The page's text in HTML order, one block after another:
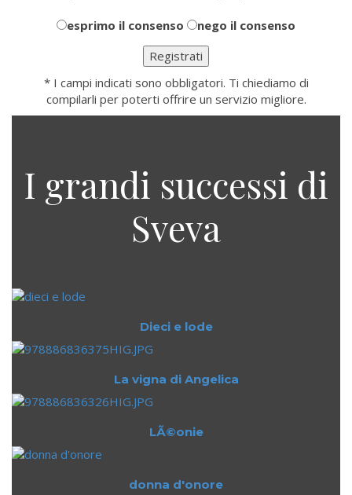
esprimo il consenso nego il consenso
* I campi indicati sono obbligatori. Ti chiediamo di
compilarli per poterti offrire un servizio migliore.
I grandi successi di
Sveva
Dieci e lode
La vigna di Angelica
LÃ©onie
donna d'onore